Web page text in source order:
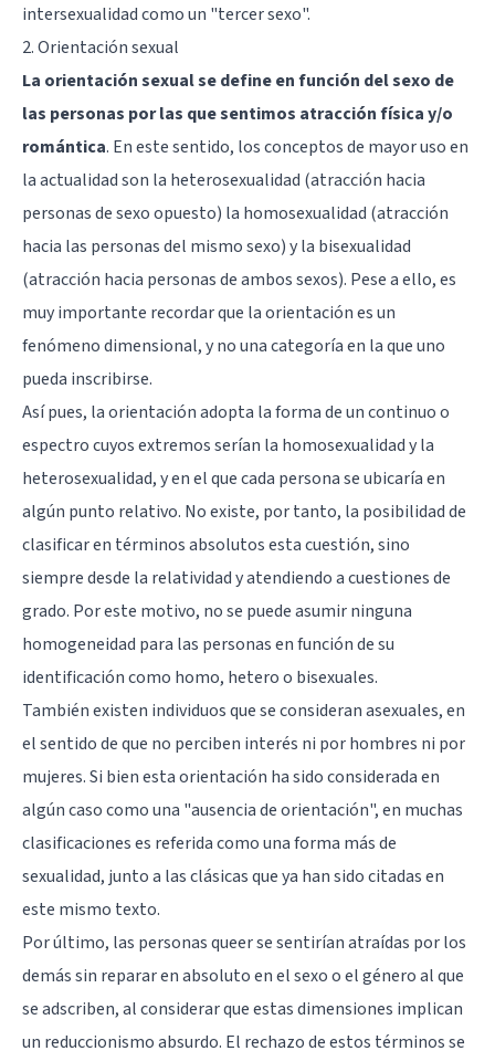
intersexualidad como un "tercer sexo".
2. Orientación sexual
La orientación sexual se define en función del sexo de
las personas por las que sentimos atracción física y/o
romántica. En este sentido, los conceptos de mayor uso en
la actualidad son la heterosexualidad (atracción hacia
personas de sexo opuesto) la homosexualidad (atracción
hacia las personas del mismo sexo) y la bisexualidad
(atracción hacia personas de ambos sexos). Pese a ello, es
muy importante recordar que la orientación es un
fenómeno dimensional, y no una categoría en la que uno
pueda inscribirse.
Así pues, la orientación adopta la forma de un continuo o
espectro cuyos extremos serían la homosexualidad y la
heterosexualidad, y en el que cada persona se ubicaría en
algún punto relativo. No existe, por tanto, la posibilidad de
clasificar en términos absolutos esta cuestión, sino
siempre desde la relatividad y atendiendo a cuestiones de
grado. Por este motivo, no se puede asumir ninguna
homogeneidad para las personas en función de su
identificación como homo, hetero o bisexuales.
También existen individuos que se consideran asexuales, en
el sentido de que no perciben interés ni por hombres ni por
mujeres. Si bien esta orientación ha sido considerada en
algún caso como una "ausencia de orientación", en muchas
clasificaciones es referida como una forma más de
sexualidad, junto a las clásicas que ya han sido citadas en
este mismo texto.
Por último, las personas queer se sentirían atraídas por los
demás sin reparar en absoluto en el sexo o el género al que
se adscriben, al considerar que estas dimensiones implican
un reduccionismo absurdo. El rechazo de estos términos se